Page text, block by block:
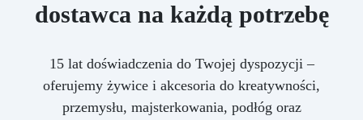
dostawca na każdą potrzebę
15 lat doświadczenia do Twojej dyspozycji –
oferujemy żywice i akcesoria do kreatywności,
przemysłu, majsterkowania, podłóg oraz